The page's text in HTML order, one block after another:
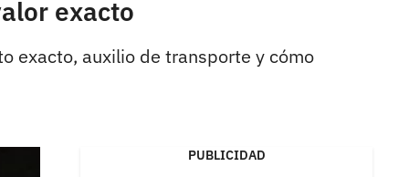
exacto
exacto, auxilio de transporte y cómo
PUBLICIDAD